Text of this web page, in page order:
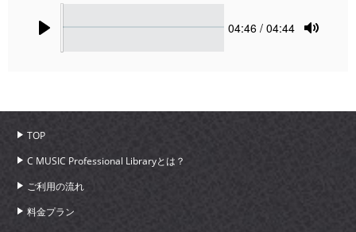
Current
04:46 / 04:44
TOP
C MUSIC Professional Libraryとは？
ご利用の流れ
料金プラン